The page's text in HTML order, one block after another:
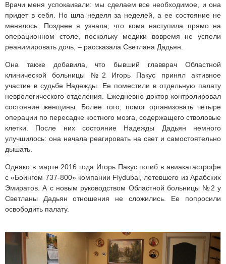
Врачи меня успокаивали: мы сделаем все необходимое, и она
придет в себя. Но шла неделя за неделей, а ее состояние не
менялось. Позднее я узнала, что кома наступила прямо на
операционном столе, поскольку медики вовремя не успели
реанимировать дочь, – рассказала Светлана Дадьян.
Она также добавила, что бывший главврач Областной
клинической больницы №2 Игорь Пакус принял активное
участие в судьбе Надежды. Ее поместили в отдельную палату
неврологического отделения. Ежедневно доктор контролировал
состояние женщины. Более того, помог организовать четыре
операции по пересадке костного мозга, содержащего стволовые
клетки. После них состояние Надежды Дадьян немного
улучшилось: она начала реагировать на свет и самостоятельно
дышать.
Однако в марте 2016 года Игорь Пакус погиб в авиакатастрофе
с «Боингом 737-800» компании Flydubai, летевшего из Арабских
Эмиратов. А с новым руководством Областной больницы №2 у
Светланы Дадьян отношения не сложились. Ее попросили
освободить палату.